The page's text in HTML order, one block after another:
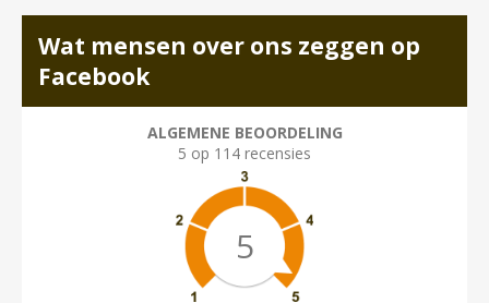
Wat mensen over ons zeggen op
Facebook
ALGEMENE BEOORDELING
5 op 114 recensies
5